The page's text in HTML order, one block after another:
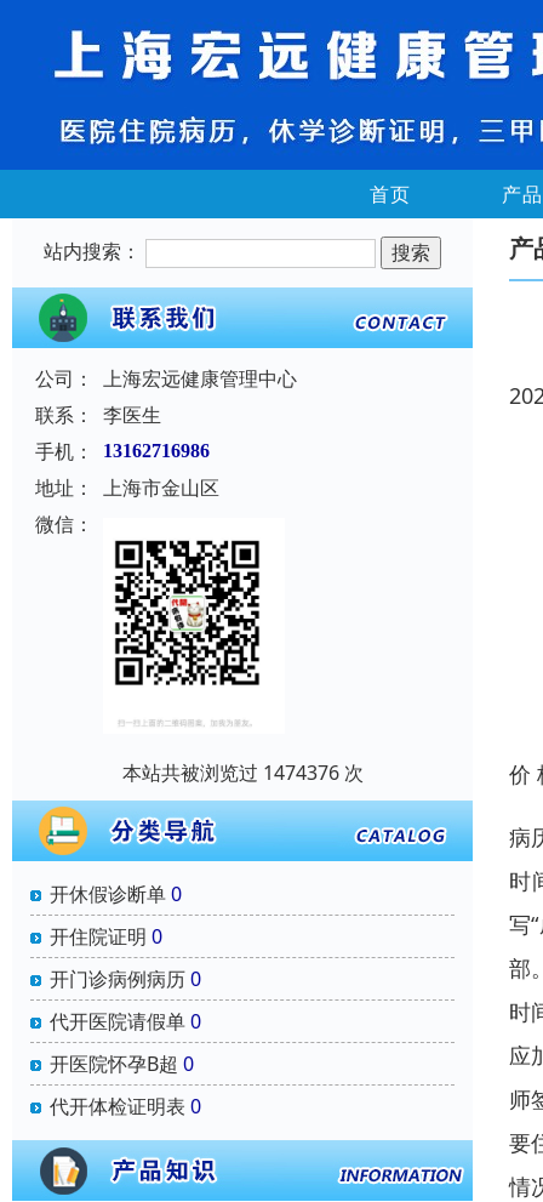
首页 产
站内搜索：
公司：
上海宏远健康管理中心
联系：
李医生
手机：
13162716986
地址：
上海市金山区
微信：
本站共被浏览过 1474376 次
开休假诊断单0
开住院证明 0
开门诊病例病历0
代开医院请假单0
开医院怀孕B超 0
代开体检证明表 0
产
价
病
时
写
部
时
应
师
要
情